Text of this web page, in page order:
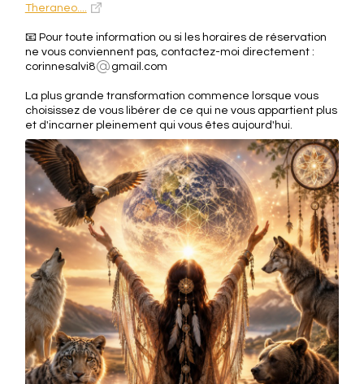
Theraneo....
📧 Pour toute information ou si les horaires de réservation
ne vous conviennent pas, contactez-moi directement :
corinnesalvi8
gmail.com
La plus grande transformation commence lorsque vous
choisissez de vous libérer de ce qui ne vous appartient plus
et d'incarner pleinement qui vous êtes aujourd'hui.